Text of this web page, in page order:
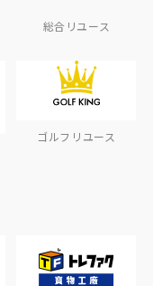
総合リユース
ゴルフリユース